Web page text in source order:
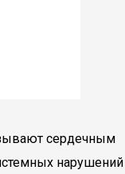
сердечным
нарушений